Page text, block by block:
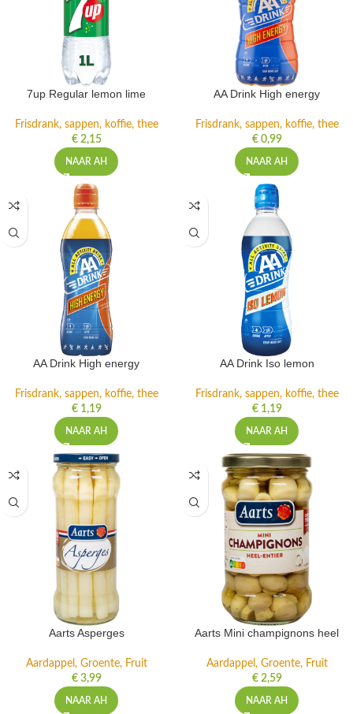
7up Regular lemon lime
Frisdrank, sappen, koffie, thee
€2,15
NAAR AH
AA Drink High energy
Frisdrank, sappen, koffie, thee
€0,99
NAAR AH
AA Drink High energy
Frisdrank, sappen, koffie, thee
€1,19
NAAR AH
AA Drink Iso lemon
Frisdrank, sappen, koffie, thee
€1,19
NAAR AH
Aarts Asperges
Aardappel, Groente, Fruit
€3,99
NAAR AH
Aarts Mini champignons heel
Aardappel, Groente, Fruit
€2,59
NAAR AH